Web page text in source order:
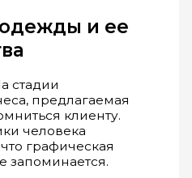
и ее
стадии
предлагаемая
клиенту.
человека
графическая